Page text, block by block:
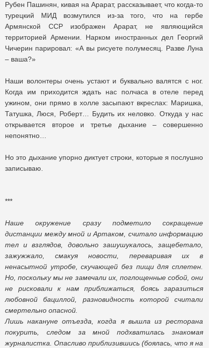
Рубен Пашинян, кивая на Арарат, рассказывает, что когда-то
турецкий МИД возмутился из-за того, что на гербе
Армянской ССР изображен Арарат, не являющийся
территорией Армении. Нарком иностранных дел Георгий
Чичерин парировал: «А вы рисуете полумесяц. Разве Луна
– ваша?»
Наши волонтеры очень устают и буквально валятся с ног.
Когда им приходится ждать нас полчаса в отеле перед
ужином, они прямо в холле засыпают вкреслах: Маришка,
Татушка, Люся, Роберт… Будить их неловко. Откуда у нас
открывается второе и третье дыхание – совершенно
непонятно…
Но это дыхание упорно диктует строки, которые я послушно
записываю.
***
Наше окружение сразу подметило сокращение
дистанции между мной и Артаком, считало информацию
тел и взглядов, довольно зашушукалось, защебетало,
зажужжало, смакуя новости, переваривая их в
ненасытной утробе, скучающей без пищи для сплетен.
Но, поскольку мы не замечали их, поглощенные собой, они
не рисковали к нам приближаться, боясь заразиться
любовной бациллой, разновидность которой считали
смертельно опасной.
Лишь накануне отъезда, когда я вышла из ресторана
покурить, следом за мной подхватилась знакомая
журналистка. Опасливо приблизившись (боялась, что я на